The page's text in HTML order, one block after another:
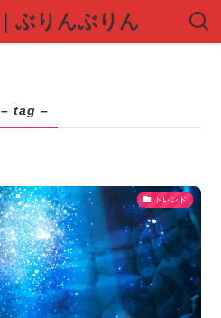
ぶりんぶりん
– tag –
トレンド